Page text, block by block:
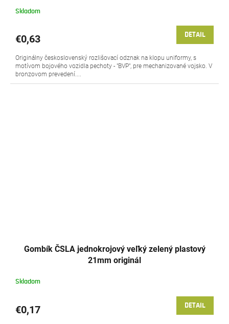
Skladom
€0,63 DETAIL
Originálny československý rozlišovací odznak na klopu uniformy, s
motívom bojového vozidla pechoty - "BVP", pre mechanizované vojsko. V
bronzovom prevedení....
Gombík ČSLA jednokrojový veľký zelený plastový
21mm originál
Skladom
€0,17 DETAIL